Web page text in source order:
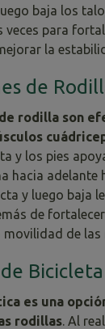
baja los
veces para
la
de
rodilla son
y los pies
hacia adelante
y luego baja
de
movilidad de las
es una
rodillas. Al